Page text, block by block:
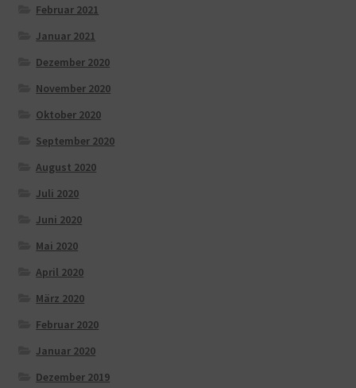
Februar 2021
Januar 2021
Dezember 2020
November 2020
Oktober 2020
September 2020
August 2020
Juli 2020
Juni 2020
Mai 2020
April 2020
März 2020
Februar 2020
Januar 2020
Dezember 2019